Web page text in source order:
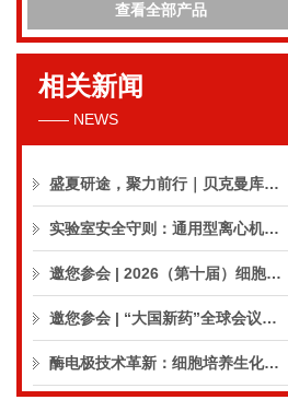
查看全部产品
相关新闻
—— NEWS
盛夏研途，聚力前行｜贝克曼库尔特生命科学8月活动预告
实验室安全守则：通用型离心机操作与保养的10个要点
邀您参会 | 2026（第十届）细胞外囊泡合规与临床应用大会
邀您参会 | “大国新药”全球会议（CPIC2026）
酶电极技术革新：细胞培养生化分析仪实现精准在线监测